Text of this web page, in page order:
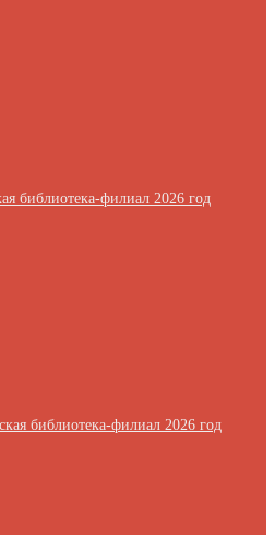
библиотека-филиал 2026 год
библиотека-филиал 2026 год